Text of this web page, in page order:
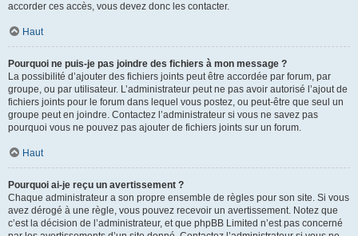
accorder ces accès, vous devez donc les contacter.
Haut
Pourquoi ne puis-je pas joindre des fichiers à mon message ?
La possibilité d’ajouter des fichiers joints peut être accordée par forum, par
groupe, ou par utilisateur. L’administrateur peut ne pas avoir autorisé l’ajout de
fichiers joints pour le forum dans lequel vous postez, ou peut-être que seul un
groupe peut en joindre. Contactez l’administrateur si vous ne savez pas
pourquoi vous ne pouvez pas ajouter de fichiers joints sur un forum.
Haut
Pourquoi ai-je reçu un avertissement ?
Chaque administrateur a son propre ensemble de règles pour son site. Si vous
avez dérogé à une règle, vous pouvez recevoir un avertissement. Notez que
c’est la décision de l’administrateur, et que phpBB Limited n’est pas concerné